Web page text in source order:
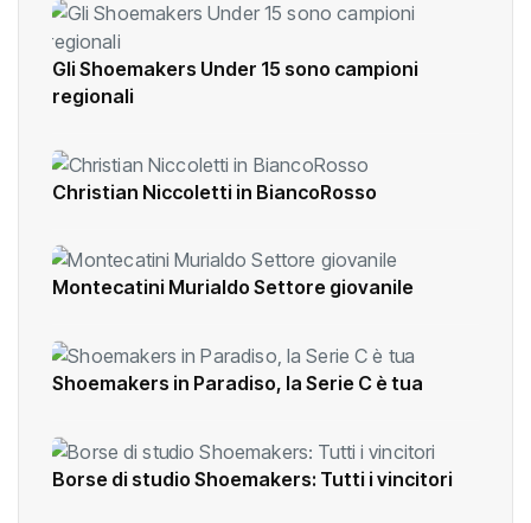
Gli Shoemakers Under 15 sono campioni
regionali
Christian Niccoletti in BiancoRosso
Montecatini Murialdo Settore giovanile
Shoemakers in Paradiso, la Serie C è tua
Borse di studio Shoemakers: Tutti i vincitori